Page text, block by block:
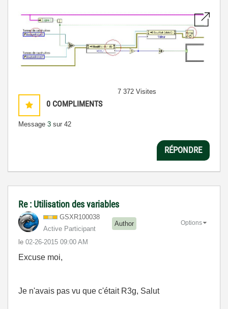
0 COMPLIMENTS
Message 3 sur 42
7 372 Visites
RÉPONDRE
Re : Utilisation des variables
GSXR100038
Active Participant
Author
le ‎02-26-2015 09:00 AM
Options
Excuse moi,
Je n'avais pas vu que c'était R3g, Salut